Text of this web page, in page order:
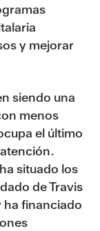
y mejorar
siendo una
menos
el último
situado los
de Travis
ha financiado